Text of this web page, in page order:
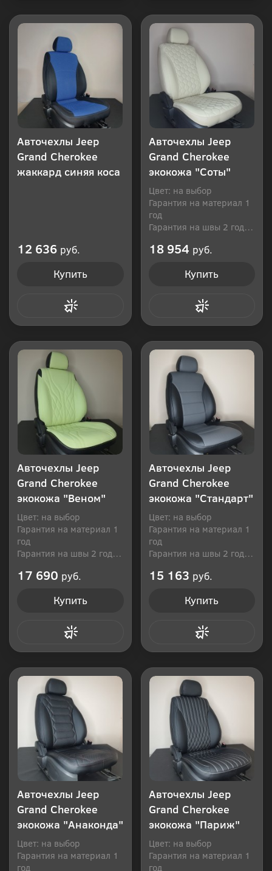
Авточехлы Jeep
Grand Cherokee
жаккард синяя коса
12 636 руб.
Купить
Авточехлы Jeep
Grand Cherokee
экокожа "Соты"
Цвет: на выбор
Гарантия на материал 1
год
Гарантия на швы 2 года
18 954 руб.
Купить
Авточехлы Jeep
Grand Cherokee
экокожа "Веном"
Цвет: на выбор
Гарантия на материал 1
год
Гарантия на швы 2 года
17 690 руб.
Купить
Авточехлы Jeep
Grand Cherokee
экокожа "Стандарт"
Цвет: на выбор
Гарантия на материал 1
год
Гарантия на швы 2 года
15 163 руб.
Купить
Авточехлы Jeep
Grand Cherokee
экокожа "Анаконда"
Цвет: на выбор
Гарантия на материал 1
год
Авточехлы Jeep
Grand Cherokee
экокожа "Париж"
Цвет: на выбор
Гарантия на материал 1
год